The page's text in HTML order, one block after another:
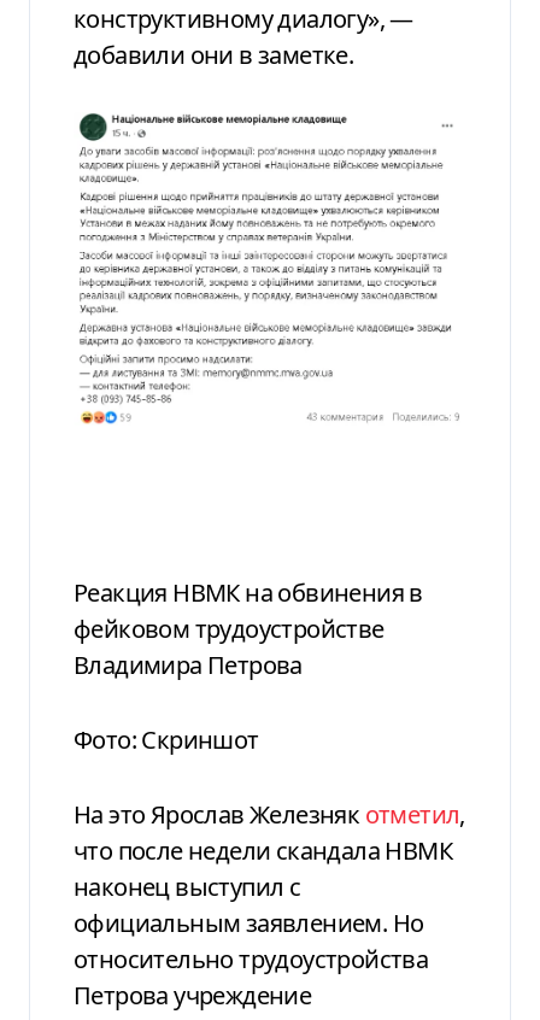
конструктивному диалогу», —
добавили они в заметке.
Реакция НВМК на обвинения в
фейковом трудоустройстве
Владимира Петрова
Фото: Скриншот
На это Ярослав Железняк отметил,
что после недели скандала НВМК
наконец выступил с
официальным заявлением. Но
относительно трудоустройства
Петрова учреждение